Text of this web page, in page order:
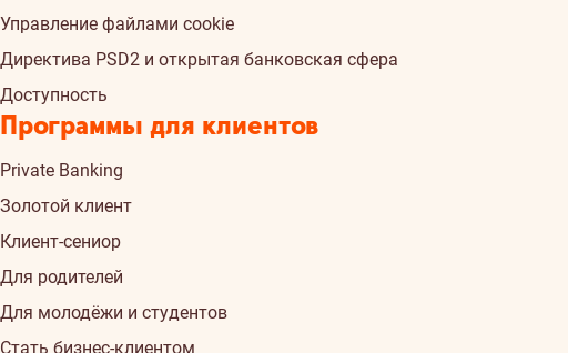
Управление файлами cookie
Директива PSD2 и открытая банковская сфера
Доступность
Программы для клиентов
Private Banking
Золотой клиент
Клиент-сениор
Для родителей
Для молодёжи и студентов
Стать бизнес-клиентом